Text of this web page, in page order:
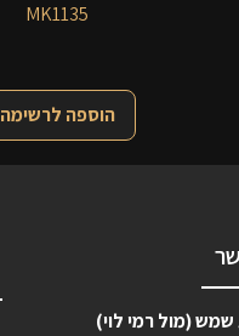
MK1135
הוספה לרשימה
שמש (מול רמי לוי)